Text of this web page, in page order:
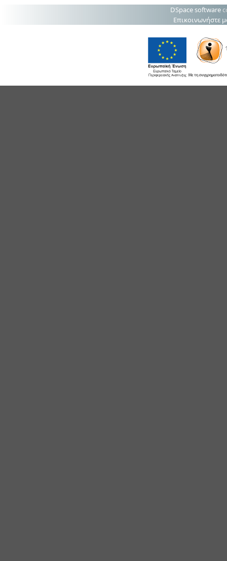
DSpace software
Επικοινωνήστε